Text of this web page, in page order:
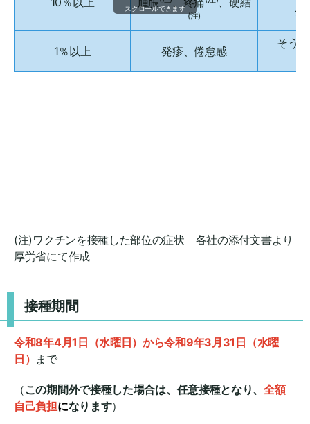
(注)
発
1％以上 発疹、倦怠感
そう
スクロールできます
(注)ワクチンを接種した部位の症状 各社の添付文書より
厚労省にて作成​
接種期間
令和8年4月1日（水曜日）から令和9年3月31日（水曜
日） まで
（ この期間外で接種した場合は、任意接種となり、全額
自己負担になります）